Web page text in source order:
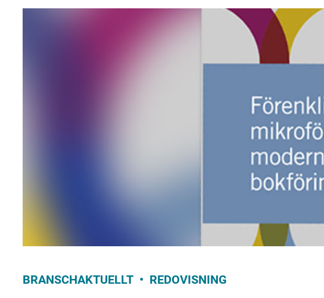
BRANSCHAKTUELLT REDOVISNING